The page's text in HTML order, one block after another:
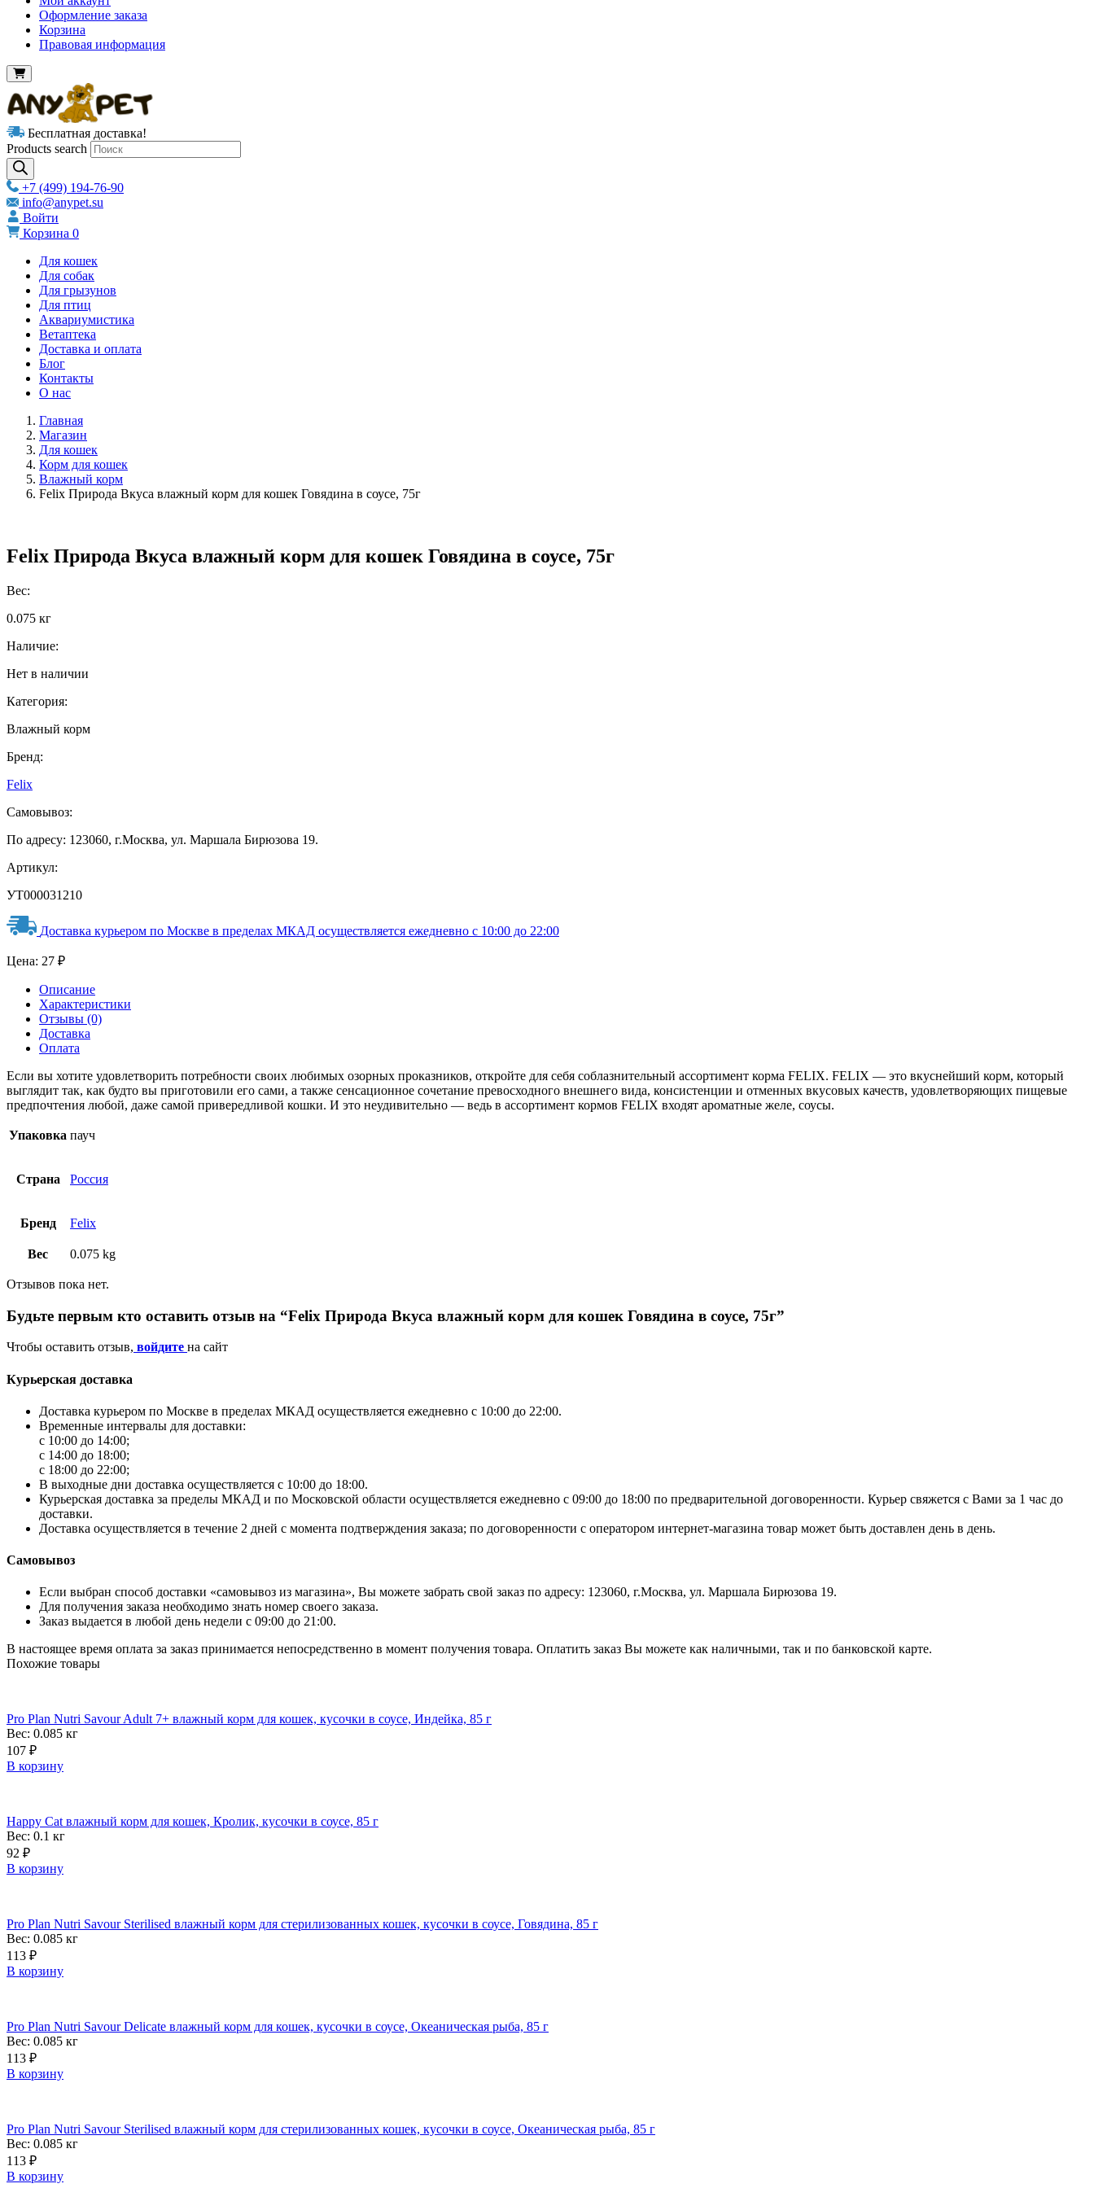
Оформление заказа
Корзина
Правовая информация
Бесплатная доставка!
Products search
+7 (499) 194-76-90
info@anypet.su
Войти
Корзина 0
Для кошек
Для собак
Для грызунов
Для птиц
Аквариумистика
Ветаптека
Доставка и оплата
Блог
Контакты
О нас
Главная
Магазин
Для кошек
Корм для кошек
Влажный корм
Felix Природа Вкуса влажный корм для кошек Говядина в соусе, 75г
Felix Природа Вкуса влажный корм для кошек Говядина в соусе, 75г
Вес:
0.075 кг
Наличие:
Нет в наличии
Категория:
Влажный корм
Бренд:
Felix
Самовывоз:
По адресу: 123060, г.Москва, ул. Маршала Бирюзова 19.
Артикул:
УТ000031210
Доставка курьером по Москве в пределах МКАД осуществляется ежедневно с 10:00 до 22:00
Цена: 27 ₽
Описание
Характеристики
Отзывы (0)
Доставка
Оплата
Если вы хотите удовлетворить потребности своих любимых озорных проказников, откройте для себя соблазнительный ассортимент корма FELIX. FELIX — это вкуснейший корм, который
выглядит так, как будто вы приготовили его сами, а также сенсационное сочетание превосходного внешнего вида, консистенции и отменных вкусовых качеств, удовлетворяющих пищевые
предпочтения любой, даже самой привередливой кошки. И это неудивительно — ведь в ассортимент кормов FELIX входят ароматные желе, соусы.
Упаковка пауч
Страна Россия
Бренд Felix
Вес 0.075 kg
Отзывов пока нет.
Будьте первым кто оставить отзыв на “Felix Природа Вкуса влажный корм для кошек Говядина в соусе, 75г”
Чтобы оставить отзыв, войдите на сайт
Курьерская доставка
Доставка курьером по Москве в пределах МКАД осуществляется ежедневно с 10:00 до 22:00.
Временные интервалы для доставки:
с 10:00 до 14:00;
с 14:00 до 18:00;
с 18:00 до 22:00;
В выходные дни доставка осуществляется с 10:00 до 18:00.
Курьерская доставка за пределы МКАД и по Московской области осуществляется ежедневно с 09:00 до 18:00 по предварительной договоренности. Курьер свяжется с Вами за 1 час до
доставки.
Доставка осуществляется в течение 2 дней с момента подтверждения заказа; по договоренности с оператором интернет-магазина товар может быть доставлен день в день.
Самовывоз
Если выбран способ доставки «самовывоз из магазина», Вы можете забрать свой заказ по адресу: 123060, г.Москва, ул. Маршала Бирюзова 19.
Для получения заказа необходимо знать номер своего заказа.
Заказ выдается в любой день недели с 09:00 до 21:00.
В настоящее время оплата за заказ принимается непосредственно в момент получения товара. Оплатить заказ Вы можете как наличными, так и по банковской карте.
Похожие товары
Pro Plan Nutri Savour Adult 7+ влажный корм для кошек, кусочки в соусе, Индейка, 85 г
Вес: 0.085 кг
107 ₽
В корзину
Happy Cat влажный корм для кошек, Кролик, кусочки в соусе, 85 г
Вес: 0.1 кг
92 ₽
В корзину
Pro Plan Nutri Savour Sterilised влажный корм для стерилизованных кошек, кусочки в соусе, Говядина, 85 г
Вес: 0.085 кг
113 ₽
В корзину
Pro Plan Nutri Savour Delicate влажный корм для кошек, кусочки в соусе, Океаническая рыба, 85 г
Вес: 0.085 кг
113 ₽
В корзину
Pro Plan Nutri Savour Sterilised влажный корм для стерилизованных кошек, кусочки в соусе, Океаническая рыба, 85 г
Вес: 0.085 кг
113 ₽
В корзину